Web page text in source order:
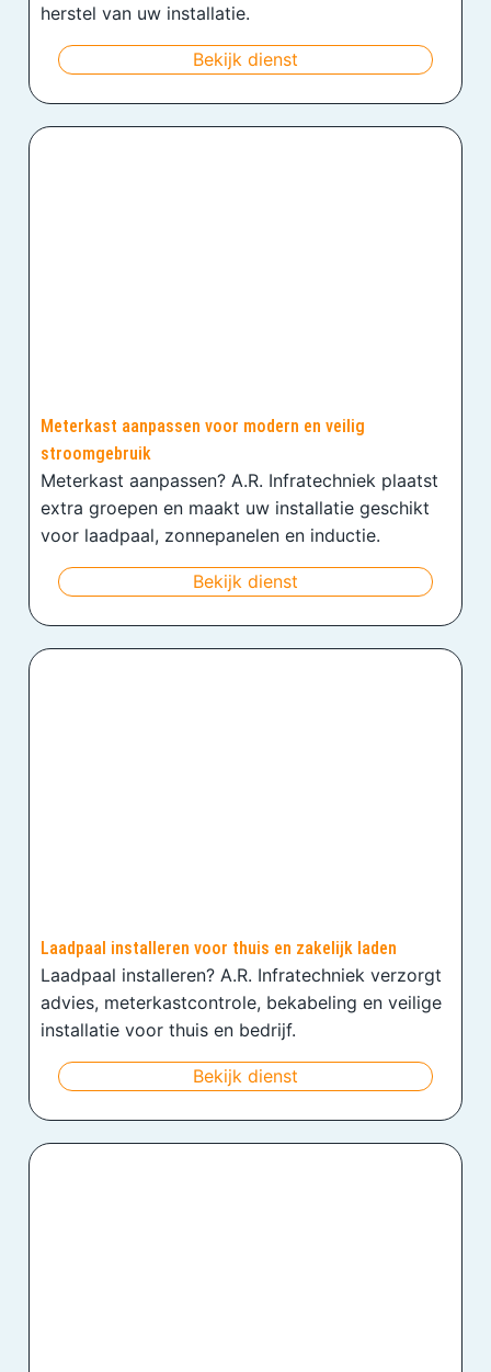
herstel van uw installatie.
Bekijk dienst
Meterkast aanpassen voor modern en veilig
stroomgebruik
Meterkast aanpassen? A.R. Infratechniek plaatst
extra groepen en maakt uw installatie geschikt
voor laadpaal, zonnepanelen en inductie.
Bekijk dienst
Laadpaal installeren voor thuis en zakelijk laden
Laadpaal installeren? A.R. Infratechniek verzorgt
advies, meterkastcontrole, bekabeling en veilige
installatie voor thuis en bedrijf.
Bekijk dienst